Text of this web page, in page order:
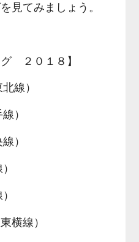
見てみましょう。
グ ２０１８】
線）
）
）
横線）